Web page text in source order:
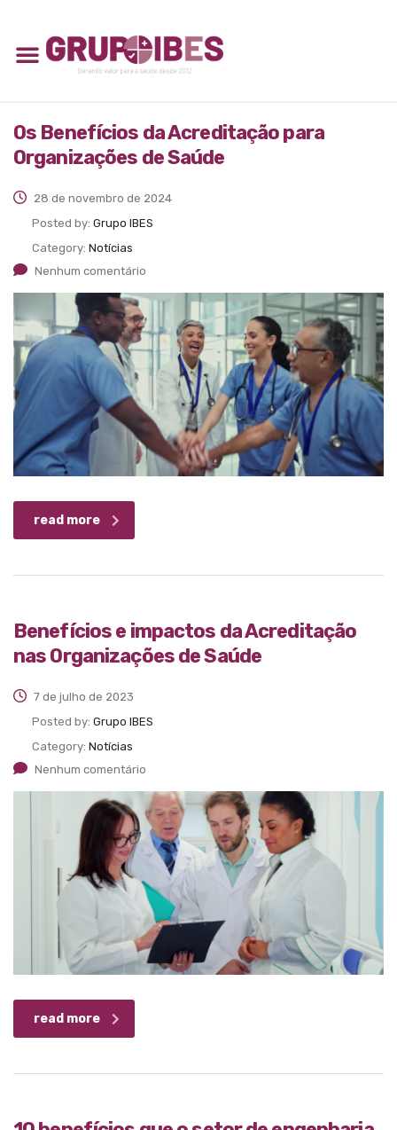
Os Benefícios da Acreditação para
Organizações de Saúde
28 de novembro de 2024
Posted by: Grupo IBES
Category: Notícias
Nenhum comentário
read more
Benefícios e impactos da Acreditação
nas Organizações de Saúde
7 de julho de 2023
Posted by: Grupo IBES
Category: Notícias
Nenhum comentário
read more